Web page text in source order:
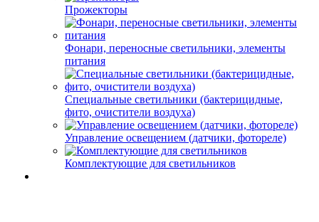
Прожекторы
Фонари, переносные светильники, элементы
питания
Специальные светильники (бактерицидные,
фито, очистители воздуха)
Управление освещением (датчики, фотореле)
Комплектующие для светильников